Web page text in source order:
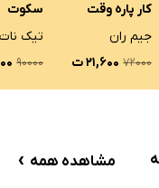
کار پاره وقت
جیم ران
۷۲۰۰۰ ۲۱,۶۰۰ ت
سکوت
تیک
۹۰۰۰۰
مشاهده همه ›